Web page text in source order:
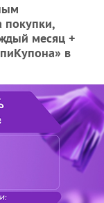
месяц +
в